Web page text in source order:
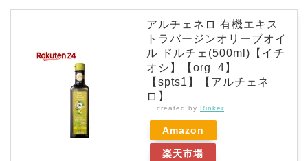
アルチェネロ 有機エキス
トラバージンオリーブオイ
ル ドルチェ(500ml)【イチ
オシ】【org_4】
【spts1】【アルチェネ
ロ】
created by Rinker
Amazon
楽天市場